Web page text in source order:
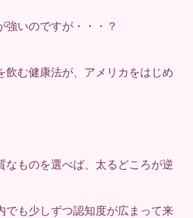
強いのですが・・・？
飲む健康法が、アメリカをはじめ
なものを選べば、太るどころが逆
でも少しずつ認知度が広まって来